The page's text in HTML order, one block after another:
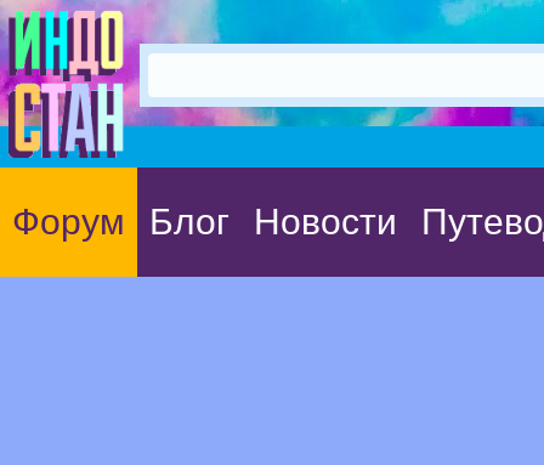
Форум Блог Новости